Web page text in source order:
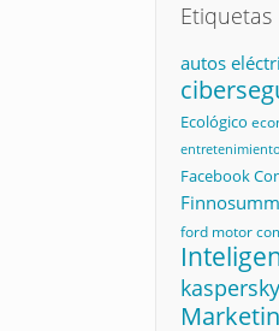
Etiquetas
autos
Ecológico
entretenimiento
Facebook
ford motor
kaspersky